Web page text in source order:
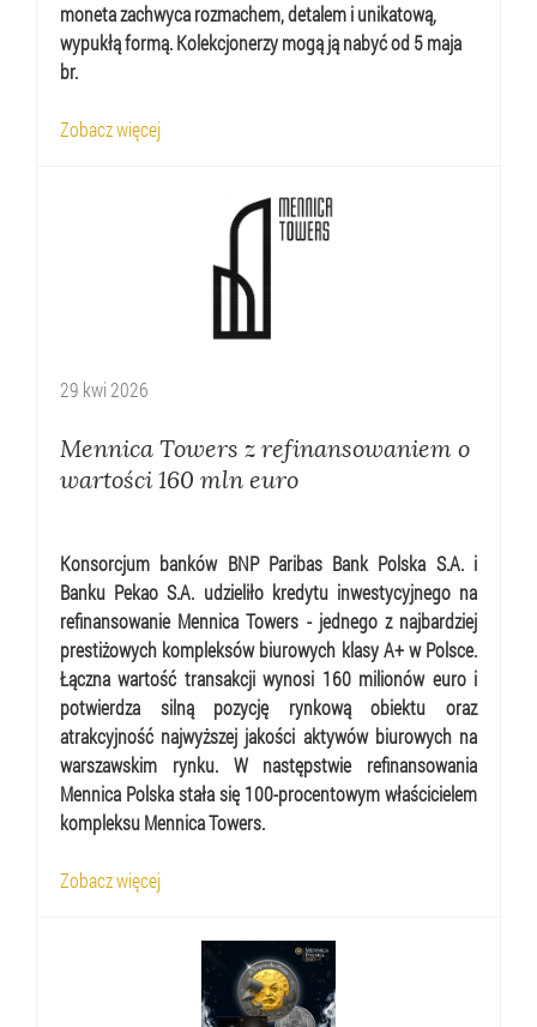
moneta zachwyca rozmachem, detalem i unikatową,
wypukłą formą. Kolekcjonerzy mogą ją nabyć od 5 maja
br.
Zobacz więcej
29 kwi 2026
Mennica Towers z refinansowaniem o
wartości 160 mln euro
Konsorcjum banków BNP Paribas Bank Polska S.A. i
Banku Pekao S.A. udzieliło kredytu inwestycyjnego na
refinansowanie Mennica Towers - jednego z najbardziej
prestiżowych kompleksów biurowych klasy A+ w Polsce.
Łączna wartość transakcji wynosi 160 milionów euro i
potwierdza silną pozycję rynkową obiektu oraz
atrakcyjność najwyższej jakości aktywów biurowych na
warszawskim rynku. W następstwie refinansowania
Mennica Polska stała się 100-procentowym właścicielem
kompleksu Mennica Towers.
Zobacz więcej